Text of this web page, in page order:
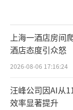
上海一酒店房间
酒店态度引众怒
2026-08-06 17:16:24
汪峰公司因AI从
效率显著提升